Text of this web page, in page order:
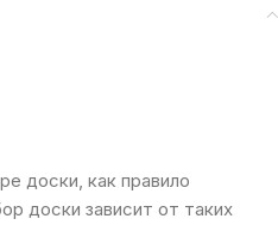
доски, как правило
доски зависит от таких